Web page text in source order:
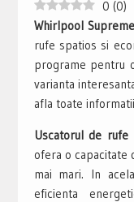
0 (0)
Whirlpool
rufe spatios si
programe pentru
varianta
afla toate
Uscatorul de rufe
ofera o
mai mari. In
eficienta